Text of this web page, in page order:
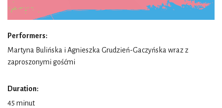
Performers:
Martyna Bulińska i Agnieszka Grudzień-Gaczyńska wraz z
zaproszonymi gośćmi
Duration:
45 minut